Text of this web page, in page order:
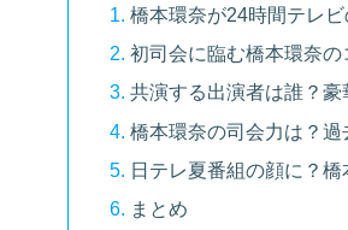
橋本環奈が24時間テレ
初司会に臨む橋本環奈
共演する出演者は誰？
橋本環奈の司会力は？
日テレ夏番組の顔に？
まとめ